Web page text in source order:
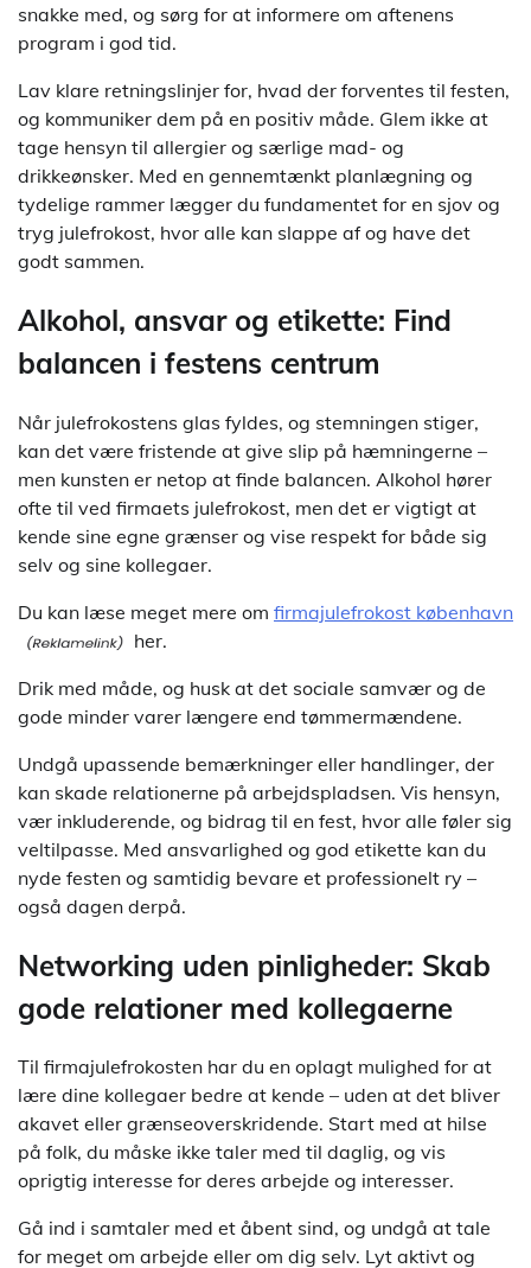
snakke med, og sørg for at informere om aftenens
program i god tid.
Lav klare retningslinjer for, hvad der forventes til festen,
og kommuniker dem på en positiv måde. Glem ikke at
tage hensyn til allergier og særlige mad- og
drikkeønsker. Med en gennemtænkt planlægning og
tydelige rammer lægger du fundamentet for en sjov og
tryg julefrokost, hvor alle kan slappe af og have det
godt sammen.
Alkohol, ansvar og etikette: Find
balancen i festens centrum
Når julefrokostens glas fyldes, og stemningen stiger,
kan det være fristende at give slip på hæmningerne –
men kunsten er netop at finde balancen. Alkohol hører
ofte til ved firmaets julefrokost, men det er vigtigt at
kende sine egne grænser og vise respekt for både sig
selv og sine kollegaer.
Du kan læse meget mere om firmajulefrokost københavn
her.
Drik med måde, og husk at det sociale samvær og de
gode minder varer længere end tømmermændene.
Undgå upassende bemærkninger eller handlinger, der
kan skade relationerne på arbejdspladsen. Vis hensyn,
vær inkluderende, og bidrag til en fest, hvor alle føler sig
veltilpasse. Med ansvarlighed og god etikette kan du
nyde festen og samtidig bevare et professionelt ry –
også dagen derpå.
Networking uden pinligheder: Skab
gode relationer med kollegaerne
Til firmajulefrokosten har du en oplagt mulighed for at
lære dine kollegaer bedre at kende – uden at det bliver
akavet eller grænseoverskridende. Start med at hilse
på folk, du måske ikke taler med til daglig, og vis
oprigtig interesse for deres arbejde og interesser.
Gå ind i samtaler med et åbent sind, og undgå at tale
for meget om arbejde eller om dig selv. Lyt aktivt og